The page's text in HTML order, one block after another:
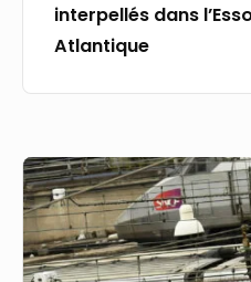
Loire-
Atlantique
interpellés dans
Atlantique
Un
défaut
d’alimentation
électrique